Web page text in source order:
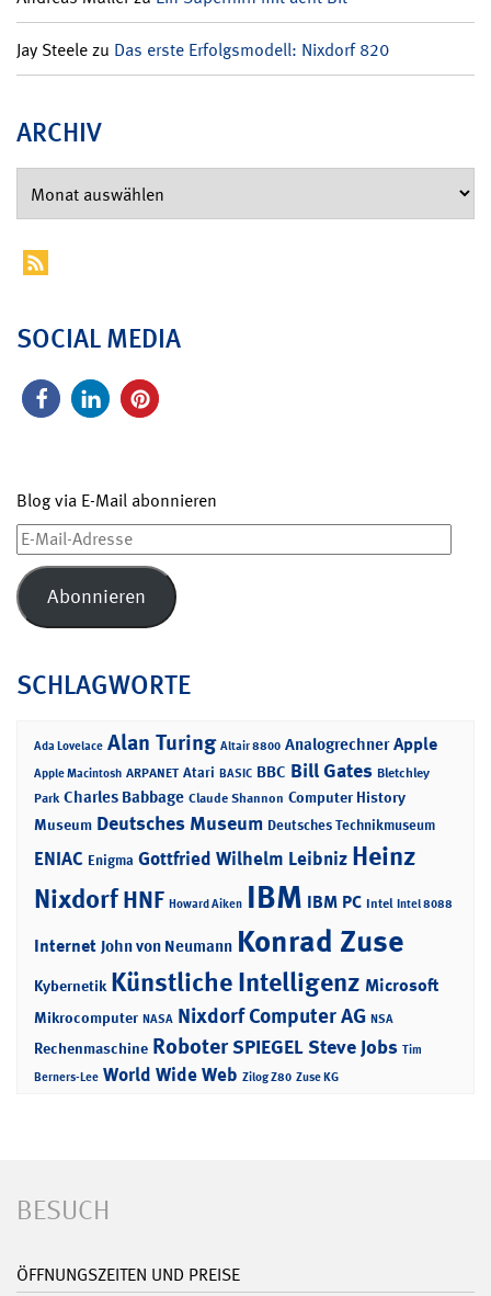
Jay Steelezu Das erste Erfolgsmodell: Nixdorf 820
ARCHIV
SOCIAL MEDIA
Blog via E-Mail abonnieren
E-
Mail-
Adresse
Abonnieren
SCHLAGWORTE
Ada Lovelace Alan Turing Altair 8800 Analogrechner Apple
Apple Macintosh ARPANET Atari BASIC BBC Bill Gates Bletchley
Park Charles Babbage Claude Shannon Computer History
Museum Deutsches Museum Deutsches Technikmuseum
ENIAC Enigma Gottfried Wilhelm Leibniz Heinz
NixdorfHNF Howard Aiken IBM IBM PC Intel Intel 8088
Internet John von Neumann Konrad Zuse
Kybernetik Künstliche Intelligenz Microsoft
Mikrocomputer NASA Nixdorf Computer AG NSA
Rechenmaschine RoboterSPIEGELSteve Jobs Tim
Berners-Lee World Wide Web Zilog Z80 Zuse KG
BESUCH
ÖFFNUNGSZEITEN UND PREISE